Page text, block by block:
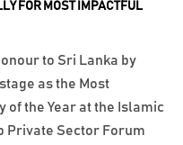
FOR MOST IMPACTFUL
to Sri Lanka by
as the Most
of the Year at the Islamic
Private Sector Forum